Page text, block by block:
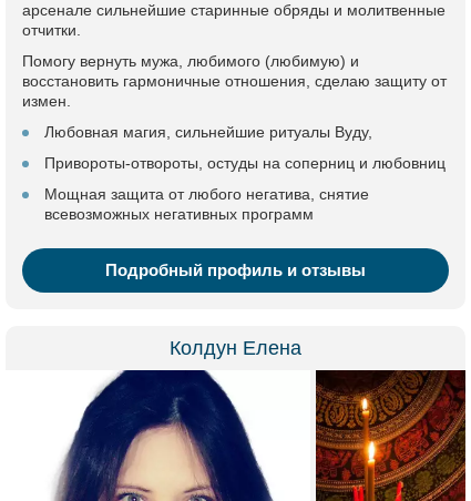
арсенале сильнейшие старинные обряды и молитвенные
отчитки.
Помогу вернуть мужа, любимого (любимую) и
восстановить гармоничные отношения, сделаю защиту от
измен.
Любовная магия, сильнейшие ритуалы Вуду,
Привороты-отвороты, остуды на соперниц и любовниц
Мощная защита от любого негатива, снятие
всевозможных негативных программ
Подробный профиль и отзывы
Колдун Елена